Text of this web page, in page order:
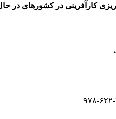
کارآفرینی در کشورهای در
۱۳-۱